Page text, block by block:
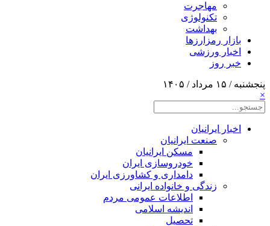
مهاجرت
تکنولوژی
بهداشت
بازار رمزارزها
اخبار ورزشی
خبر روز
پنجشنبه / ۱۵ مرداد / ۱۴۰۵
×
اخبار ایرانیان
صنعت ایرانیان
مسکن ایرانیان
خودروسازی ایران
دامداری و کشاورزی ایران
زندگی و خانواده ایرانی
اطلاعات عمومی مردم
اندیشه اسلامی
تحصیل